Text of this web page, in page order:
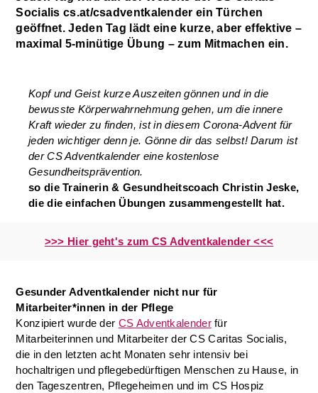
Socialis cs.at/csadventkalender ein Türchen
geöffnet. Jeden Tag lädt eine kurze, aber effektive –
maximal 5-minütige Übung – zum Mitmachen ein.
Kopf und Geist kurze Auszeiten gönnen und in die
bewusste Körperwahrnehmung gehen, um die innere
Kraft wieder zu finden, ist in diesem Corona-Advent für
jeden wichtiger denn je. Gönne dir das selbst! Darum ist
der CS Adventkalender eine kostenlose
Gesundheitsprävention.
so die Trainerin & Gesundheitscoach Christin Jeske,
die die einfachen Übungen zusammengestellt hat.
>>> Hier geht's zum CS Adventkalender <<<
Gesunder Adventkalender nicht nur für
Mitarbeiter*innen in der Pflege
Konzipiert wurde der CS Adventkalenderfür
Mitarbeiterinnen und Mitarbeiter der CS Caritas Socialis,
die in den letzten acht Monaten sehr intensiv bei
hochaltrigen und pflegebedürftigen Menschen zu Hause, in
den Tageszentren, Pflegeheimen und im CS Hospiz